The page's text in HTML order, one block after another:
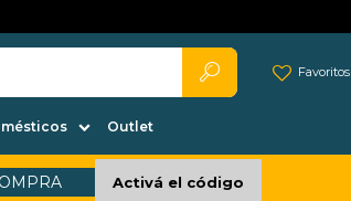
Outlet
Favoritos
Activá el código